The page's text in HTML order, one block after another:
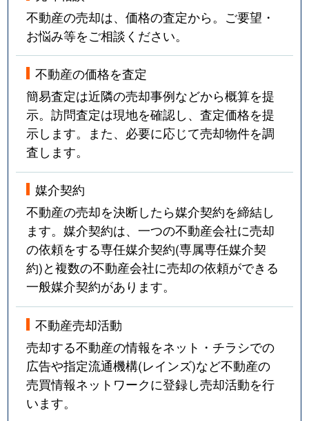
不動産の売却は、価格の査定から。ご要望・
お悩み等をご相談ください。
不動産の価格を査定
簡易査定は近隣の売却事例などから概算を提
示。訪問査定は現地を確認し、査定価格を提
示します。また、必要に応じて売却物件を調
査します。
媒介契約
不動産の売却を決断したら媒介契約を締結し
ます。媒介契約は、一つの不動産会社に売却
の依頼をする専任媒介契約(専属専任媒介契
約)と複数の不動産会社に売却の依頼ができる
一般媒介契約があります。
不動産売却活動
売却する不動産の情報をネット・チラシでの
広告や指定流通機構(レインズ)など不動産の
売買情報ネットワークに登録し売却活動を行
います。